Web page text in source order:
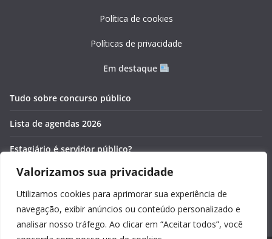
Valorizamos sua privacidade
Utilizamos cookies para aprimorar sua experiência de
navegação, exibir anúncios ou conteúdo personalizado e
analisar nosso tráfego. Ao clicar em “Aceitar todos”, você
Política de cookies
Políticas de privacidade
Em destaque
Tudo sobre concurso público
Lista de agendas 2026
Estagiário é servidor público?
Pós-graduação gratuita 2026
Cronômetros online e gratuitos